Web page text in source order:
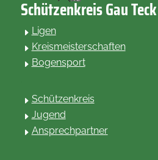
Schützenkreis Gau Teck
ELigen
EKreismeisterschaften
EBogensport
ESchützenkreis
EJugend
EAnsprechpartner